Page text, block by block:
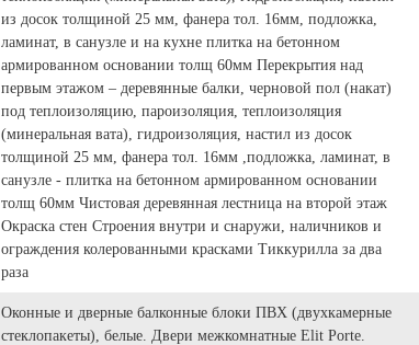
из досок толщиной 25 мм, фанера тол. 16мм, подложка,
ламинат, в санузле и на кухне плитка на бетонном
армированном основании толщ 60мм Перекрытия над
первым этажом – деревянные балки, черновой пол (накат)
под теплоизоляцию, пароизоляция, теплоизоляция
(минеральная вата), гидроизоляция, настил из досок
толщиной 25 мм, фанера тол. 16мм ,подложка, ламинат, в
санузле - плитка на бетонном армированном основании
толщ 60мм Чистовая деревянная лестница на второй этаж
Окраска стен Строения внутри и снаружи, наличников и
ограждения колерованными красками Тиккурилла за два
раза
Оконные и дверные балконные блоки ПВХ (двухкамерные
стеклопакеты), белые. Двери межкомнатные Elit Porte.